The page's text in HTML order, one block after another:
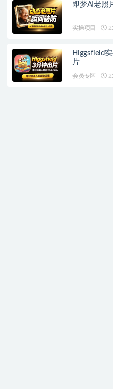
即梦AI老照
实操项目
Higgsfield
片
会员专区